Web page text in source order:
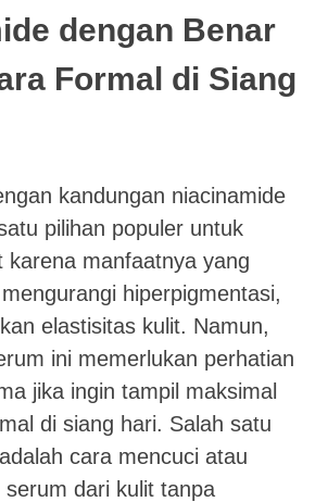
dengan Benar
Formal di Siang
kandungan niacinamide
pilihan populer untuk
karena manfaatnya yang
hiperpigmentasi,
elastisitas kulit. Namun,
ini memerlukan perhatian
jika ingin tampil maksimal
di siang hari. Salah satu
cara mencuci atau
dari kulit tanpa